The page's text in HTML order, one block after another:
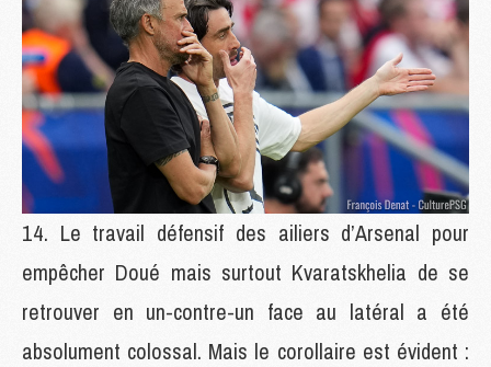
Le travail défensif des ailiers d’Arsenal pour
empêcher Doué mais surtout Kvaratskhelia de se
retrouver en un-contre-un face au latéral a été
absolument colossal. Mais le corollaire est évident :